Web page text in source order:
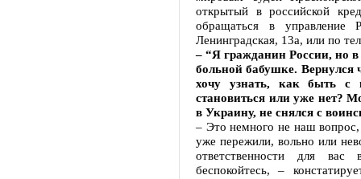
открытый в российской
обращаться в управление
Ленинградская, 13а, или по
– “Я гражданин России, но
больной бабушке. Вернулся
хочу узнать, как быть с
становиться или уже нет?
в Украину, не снялся с
– Это немного не наш вопрос,
уже пережили, вольно или
ответственности для
беспокойтесь, –